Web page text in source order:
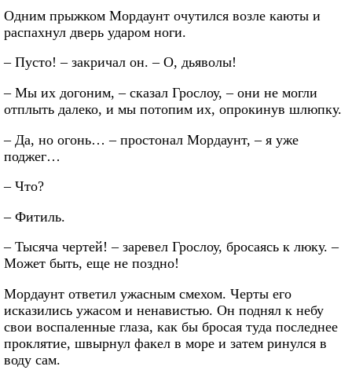
Одним прыжком Мордаунт очутился возле каюты и
распахнул дверь ударом ноги.
– Пусто! – закричал он. – О, дьяволы!
– Мы их догоним, – сказал Грослоу, – они не могли
отплыть далеко, и мы потопим их, опрокинув шлюпку.
– Да, но огонь… – простонал Мордаунт, – я уже
поджег…
– Что?
– Фитиль.
– Тысяча чертей! – заревел Грослоу, бросаясь к люку. –
Может быть, еще не поздно!
Мордаунт ответил ужасным смехом. Черты его
исказились ужасом и ненавистью. Он поднял к небу
свои воспаленные глаза, как бы бросая туда последнее
проклятие, швырнул факел в море и затем ринулся в
воду сам.